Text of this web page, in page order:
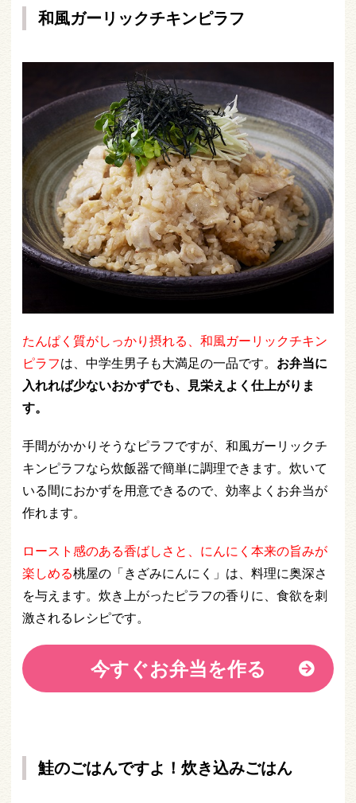
和風ガーリックチキンピラフ
たんぱく質がしっかり摂れる、和風ガーリックチキン
ピラフは、中学生男子も大満足の一品です。 お弁当に
入れれば少ないおかずでも、見栄えよく仕上がりま
す。
手間がかかりそうなピラフですが、和風ガーリックチ
キンピラフなら炊飯器で簡単に調理できます。炊いて
いる間におかずを用意できるので、効率よくお弁当が
作れます。
ロースト感のある香ばしさと、にんにく本来の旨みが
楽しめる桃屋の「きざみにんにく」は、料理に奥深さ
を与えます。炊き上がったピラフの香りに、食欲を刺
激されるレシピです。
今すぐお弁当を作る
鮭のごはんですよ！炊き込みごはん